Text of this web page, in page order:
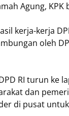
Agung, KPK
kerja-kerja
oleh
RI turun ke
dan
di pusat